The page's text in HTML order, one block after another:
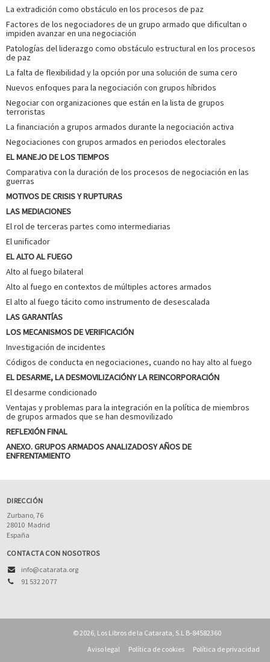
La extradición como obstáculo en los procesos de paz
Factores de los negociadores de un grupo armado que dificultan o
impiden avanzar en una negociación
Patologías del liderazgo como obstáculo estructural en los procesos
de paz
La falta de flexibilidad y la opción por una solución de suma cero
Nuevos enfoques para la negociación con grupos híbridos
Negociar con organizaciones que están en la lista de grupos
terroristas
La financiación a grupos armados durante la negociación activa
Negociaciones con grupos armados en periodos electorales
EL MANEJO DE LOS TIEMPOS
Comparativa con la duración de los procesos de negociación en las
guerras
MOTIVOS DE CRISIS Y RUPTURAS
LAS MEDIACIONES
El rol de terceras partes como intermediarias
El unificador
EL ALTO AL FUEGO
Alto al fuego bilateral
Alto al fuego en contextos de múltiples actores armados
El alto al fuego tácito como instrumento de desescalada
LAS GARANTÍAS
LOS MECANISMOS DE VERIFICACIÓN
Investigación de incidentes
Códigos de conducta en negociaciones, cuando no hay alto al fuego
EL DESARME, LA DESMOVILIZACIÓNY LA REINCORPORACIÓN
El desarme condicionado
Ventajas y problemas para la integración en la política de miembros
de grupos armados que se han desmovilizado
REFLEXIÓN FINAL
ANEXO. GRUPOS ARMADOS ANALIZADOSY AÑOS DE
ENFRENTAMIENTO
DIRECCIÓN
Zurbano, 76
28010 Madrid
España
CONTACTA CON NOSOTROS
info@catarata.org
91 532 20 77
© 2026, Los Libros de la Catarata, S.L B-84582360
Aviso legal
Política de cookies Política de privacidad